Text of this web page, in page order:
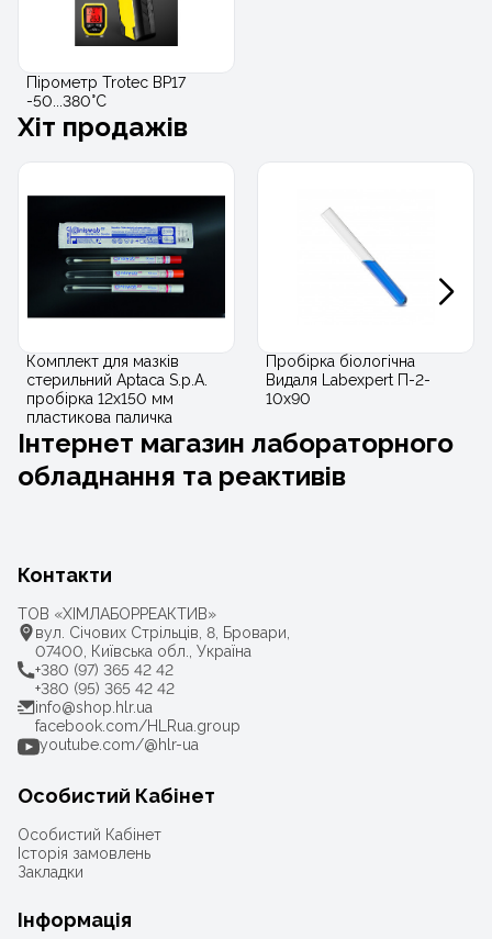
Пірометр Trotec BP17
-50...380°C
Хіт продажів
Комплект для мазків
стерильний Aptaca S.p.A.
пробірка 12х150 мм
пластикова паличка
Пробірка біологічна
Видаля Labexpert П-2-
10х90
Інтернет магазин лабораторного
обладнання та реактивів
Контакти
ТОВ «ХІМЛАБОРРЕАКТИВ»
вул. Січових Стрільців, 8, Бровари,
07400, Київська обл., Україна
+380 (97) 365 42 42
+380 (95) 365 42 42
info@shop.hlr.ua
facebook.com/HLRua.group
youtube.com/@hlr-ua
Особистий Кабінет
Особистий Кабінет
Історія замовлень
Закладки
Інформація